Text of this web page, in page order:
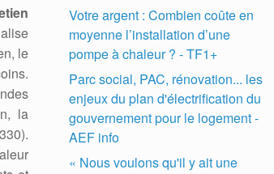
le
la
Votre argent : Combien coûte en
moyenne l’installation d’une
pompe à chaleur ? - TF1+
Parc social, PAC, rénovation... les
enjeux du plan d'électrification du
gouvernement pour le logement -
AEF info
« Nous voulons qu'il y ait une